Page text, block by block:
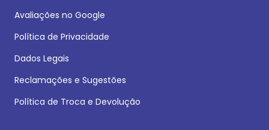
Avaliações no Google
Política de Privacidade
Dados Legais
Reclamações e Sugestões
Política de Troca e Devolução